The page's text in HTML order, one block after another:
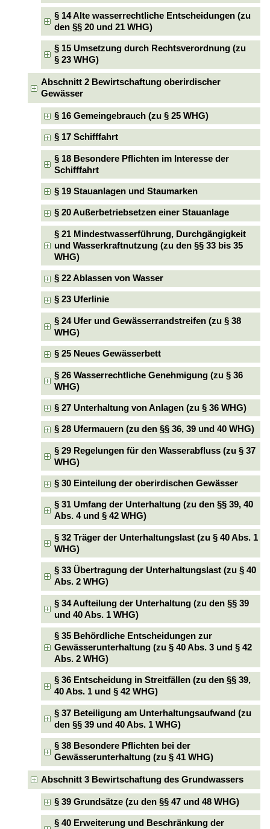
§ 14 Alte wasserrechtliche Entscheidungen (zu
den §§ 20 und 21 WHG)
§ 15 Umsetzung durch Rechtsverordnung (zu
§ 23 WHG)
Abschnitt 2 Bewirtschaftung oberirdischer
Gewässer
§ 16 Gemeingebrauch (zu § 25 WHG)
§ 17 Schifffahrt
§ 18 Besondere Pflichten im Interesse der
Schifffahrt
§ 19 Stauanlagen und Staumarken
§ 20 Außerbetriebsetzen einer Stauanlage
§ 21 Mindestwasserführung, Durchgängigkeit
und Wasserkraftnutzung (zu den §§ 33 bis 35
WHG)
§ 22 Ablassen von Wasser
§ 23 Uferlinie
§ 24 Ufer und Gewässerrandstreifen (zu § 38
WHG)
§ 25 Neues Gewässerbett
§ 26 Wasserrechtliche Genehmigung (zu § 36
WHG)
§ 27 Unterhaltung von Anlagen (zu § 36 WHG)
§ 28 Ufermauern (zu den §§ 36, 39 und 40 WHG)
§ 29 Regelungen für den Wasserabfluss (zu § 37
WHG)
§ 30 Einteilung der oberirdischen Gewässer
§ 31 Umfang der Unterhaltung (zu den §§ 39, 40
Abs. 4 und § 42 WHG)
§ 32 Träger der Unterhaltungslast (zu § 40 Abs. 1
WHG)
§ 33 Übertragung der Unterhaltungslast (zu § 40
Abs. 2 WHG)
§ 34 Aufteilung der Unterhaltung (zu den §§ 39
und 40 Abs. 1 WHG)
§ 35 Behördliche Entscheidungen zur
Gewässerunterhaltung (zu § 40 Abs. 3 und § 42
Abs. 2 WHG)
§ 36 Entscheidung in Streitfällen (zu den §§ 39,
40 Abs. 1 und § 42 WHG)
§ 37 Beteiligung am Unterhaltungsaufwand (zu
den §§ 39 und 40 Abs. 1 WHG)
§ 38 Besondere Pflichten bei der
Gewässerunterhaltung (zu § 41 WHG)
Abschnitt 3 Bewirtschaftung des Grundwassers
§ 39 Grundsätze (zu den §§ 47 und 48 WHG)
§ 40 Erweiterung und Beschränkung der